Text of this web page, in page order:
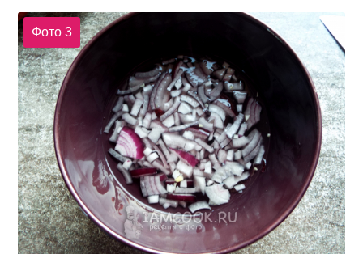
Фото 3